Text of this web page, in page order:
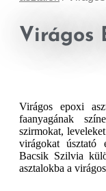
Virágos
Virágos epoxi
faanyagának
szirmokat,
virágokat
Bacsik Szilvia
asztalokba a